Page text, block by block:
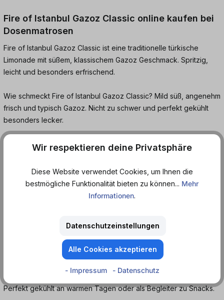
Fire of Istanbul Gazoz Classic online kaufen bei
Dosenmatrosen
Fire of Istanbul Gazoz Classic ist eine traditionelle türkische
Limonade mit süßem, klassischem Gazoz Geschmack. Spritzig,
leicht und besonders erfrischend.
Wie schmeckt Fire of Istanbul Gazoz Classic? Mild süß, angenehm
frisch und typisch Gazoz. Nicht zu schwer und perfekt gekühlt
besonders lecker.
Ideal für alle, die klassische Limonaden mögen oder türkische
bestellen und gut gekühlt genießen.
Süß, spritzig und erfrischend mit klassischem Limonadenprofil.
Perfekt gekühlt an warmen Tagen oder als Begleiter zu Snacks.
Wir respektieren deine Privatsphäre
Diese Website verwendet Cookies, um Ihnen die
bestmögliche Funktionalität bieten zu können... Mehr
Informationen.
Datenschutzeinstellungen
Alle Cookies akzeptieren
- Impressum - Datenschutz